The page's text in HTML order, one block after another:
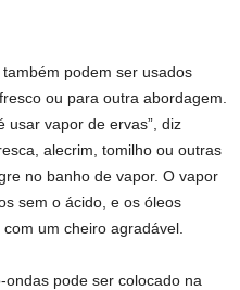
podem ser usados
ou para outra abordagem.
usar vapor de ervas”, diz
alecrim, tomilho ou outras
no banho de vapor. O vapor
sem o ácido, e os óleos
um cheiro agradável.
pode ser colocado na